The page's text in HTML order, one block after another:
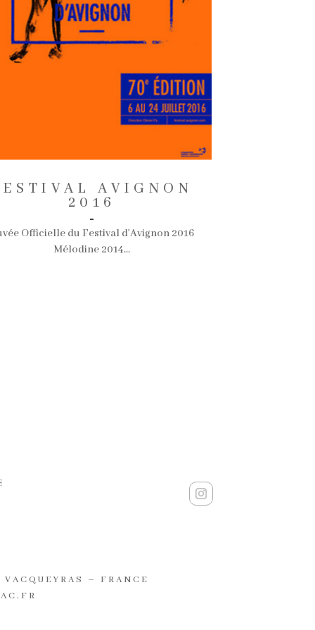
AVIGNON
2016
-
Officielle du Festival d’Avignon 2016
Mélodine 2014...
– FRANCE